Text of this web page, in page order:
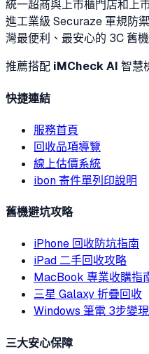
統一超商與上市櫃門店和上
進工業級 Securaze 軍規防
灣最便利、最安心的 3C 舊
推薦搭配 iMCheck AI 智慧
快捷連結
服務首頁
回收品項導覽
線上估價系統
ibon 寄件單列印說明
舊機避坑攻略
iPhone 回收防坑指南
iPad 二手回收攻略
MacBook 專業收購指
三星 Galaxy 折疊回收
Windows 筆電 3步變現
三大安心保障